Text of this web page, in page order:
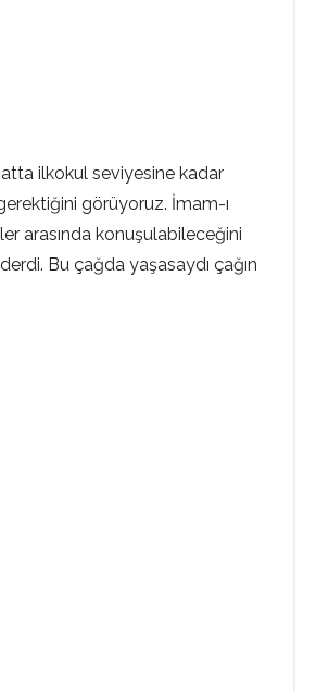
ilkokul seviyesine kadar
görüyoruz. İmam-ı
arasında konuşulabileceğini
Bu çağda yaşasaydı çağın